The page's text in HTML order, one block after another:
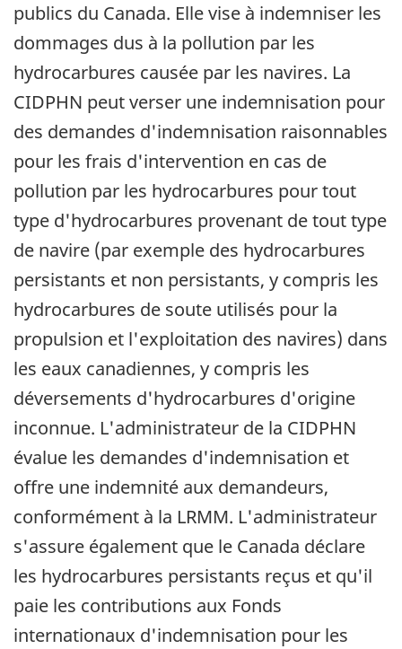
publics du Canada. Elle vise à indemniser les
dommages dus à la pollution par les
hydrocarbures causée par les navires. La
CIDPHN peut verser une indemnisation pour
des demandes d'indemnisation raisonnables
pour les frais d'intervention en cas de
pollution par les hydrocarbures pour tout
type d'hydrocarbures provenant de tout type
de navire (par exemple des hydrocarbures
persistants et non persistants, y compris les
hydrocarbures de soute utilisés pour la
propulsion et l'exploitation des navires) dans
les eaux canadiennes, y compris les
déversements d'hydrocarbures d'origine
inconnue. L'administrateur de la CIDPHN
évalue les demandes d'indemnisation et
offre une indemnité aux demandeurs,
conformément à la LRMM. L'administrateur
s'assure également que le Canada déclare
les hydrocarbures persistants reçus et qu'il
paie les contributions aux Fonds
internationaux d'indemnisation pour les